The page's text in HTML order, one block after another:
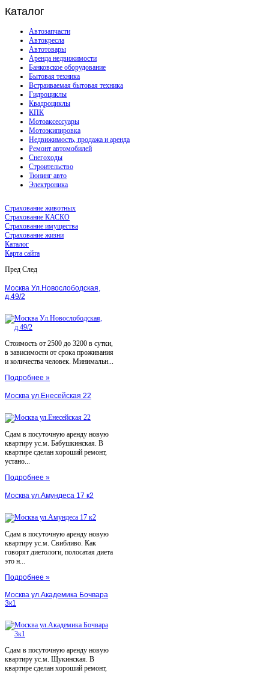
Каталог
Автозапчасти
Автокресла
Автотовары
Аренда недвижимости
Банковское оборудование
Бытовая техника
Встраиваемая бытовая техника
Гидроциклы
Квадроциклы
КПК
Мотоаксессуары
Мотоэкипировка
Недвижимость, продажа и аренда
Ремонт автомобилей
Снегоходы
Строительство
Тюнинг авто
Электроника
Страхование животных
Страхование КАСКО
Страхование имущества
Страхование жизни
Каталог
Карта сайта
Пред След
Москва Ул.Новослободская,
д.49/2
Стоимость от 2500 до 3200 в сутки,
в зависимости от срока проживания
и количества человек. Минимальн...
Подробнее »
Москва ул.Енесейская 22
Сдам в посуточную аренду новую
квартиру ус.м. Бабушкинская. В
квартире сделан хороший ремонт,
устано...
Подробнее »
Москва ул.Амундеса 17 к2
Сдам в посуточную аренду новую
квартиру ус.м. Свибливо. Как
говорят диетологи, полосатая диета
это н...
Подробнее »
Москва ул.Академика Бочвара
3к1
Сдам в посуточную аренду новую
квартиру ус.м. Щукинская. В
квартире сделан хороший ремонт,